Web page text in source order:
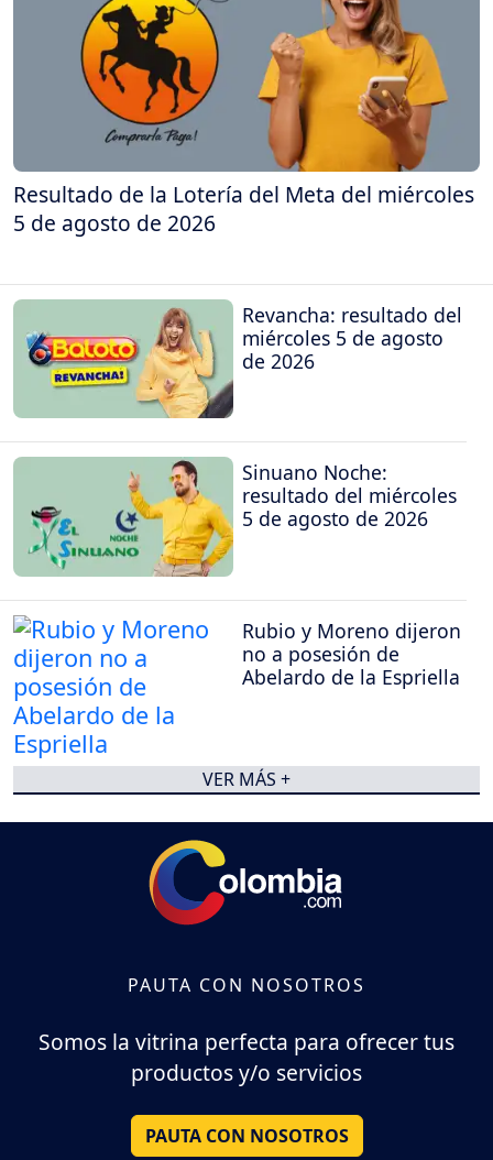
Resultado de la Lotería del Meta del miércoles
5 de agosto de 2026
Revancha: resultado del
miércoles 5 de agosto
de 2026
Sinuano Noche:
resultado del miércoles
5 de agosto de 2026
Rubio y Moreno dijeron
no a posesión de
Abelardo de la Espriella
VER MÁS +
PAUTA CON NOSOTROS
Somos la vitrina perfecta para ofrecer tus
productos y/o servicios
PAUTA CON NOSOTROS